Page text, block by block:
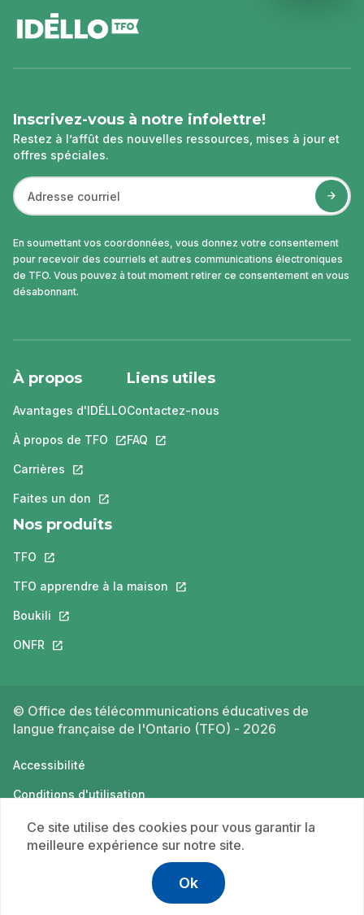
de
page
Inscrivez-vous à notre infolettre!
Restez à l’affût des nouvelles ressources, mises à jour et
offres spéciales.
En soumettant vos coordonnées, vous donnez votre consentement
pour recevoir des courriels et autres communications électroniques
de TFO. Vous pouvez à tout moment retirer ce consentement en vous
désabonnant.
À propos
Avantages d'IDÉLLO
À propos de TFO Ce lien s'ouvrira dans un nouvel onglet.
Carrières Ce lien s'ouvrira dans un nouvel onglet.
Faites un don Ce lien s'ouvrira dans un nouvel onglet.
Liens utiles
Contactez-nous
FAQ Ce lien s'ouvrira dans un nouvel
Nos produits
TFO Ce lien s'ouvrira dans un nouvel onglet.
TFO apprendre à la maison Ce lien s'ouvrira dans un nouvel
Boukili Ce lien s'ouvrira dans un nouvel onglet.
ONFR Ce lien s'ouvrira dans un nouvel onglet.
© Office des télécommunications éducatives de
langue française de l'Ontario (TFO) - 2026
Accessibilité
Conditions d'utilisation
Politique de confidentialité
Ce site utilise des cookies pour vous garantir la
meilleure expérience sur notre site.
Ok